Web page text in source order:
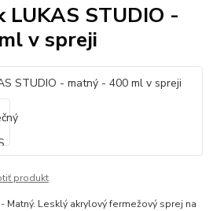
LUKAS STUDIO -
v spreji
produkt
Matný. Lesklý akrylový fermežový sprej na